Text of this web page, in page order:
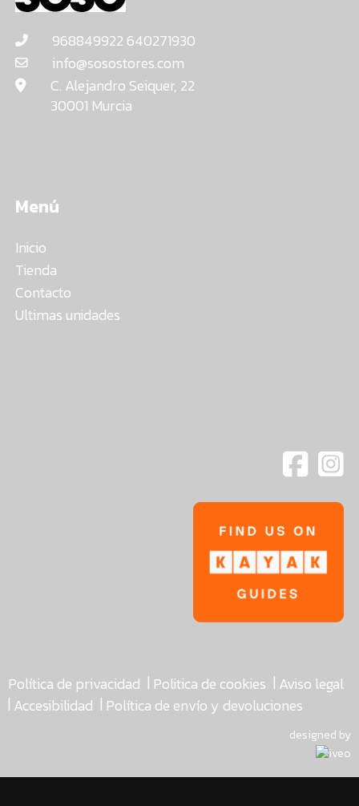
968849922 640271930
info@sosostores.com
C. Alejandro Seiquer, 22
30001 Murcia
Menú
Inicio
Tienda
Contacto
Ultimas unidades
Política de privacidad | Politica de cookies | Aviso legal
| Accesibilidad | Política de envío y devoluciones
designed by